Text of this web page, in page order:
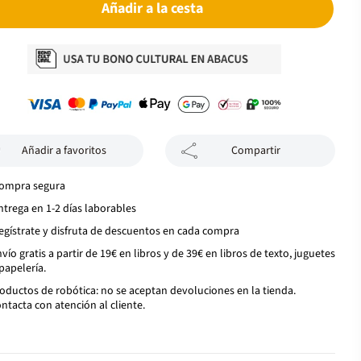
Añadir a la cesta
Añadir a favoritos Compartir
segura
en 1-2 días laborables
y disfruta de descuentos en cada compra
gratis a partir de 19€ en libros y de 39€ en libros de texto, juguetes
de robótica: no se aceptan devoluciones en la tienda.
con atención al cliente.